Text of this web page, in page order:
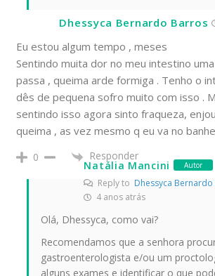
Dhessyca Bernardo Barros
Eu estou algum tempo , meses
Sentindo muita dor no meu intestino
passa , queima arde formiga . Tenho o
dês de pequena sofro muito com isso .
sentindo isso agora sinto fraqueza,
queima , as vez mesmo q eu va no
0 Responder
Natália Mancini Autor
Reply toDhessyca
4 anos atrás
Olá, Dhessyca, como vai?
Recomendamos que a senhora
gastroenterologista e/ou um
alguns exames e identificar o que